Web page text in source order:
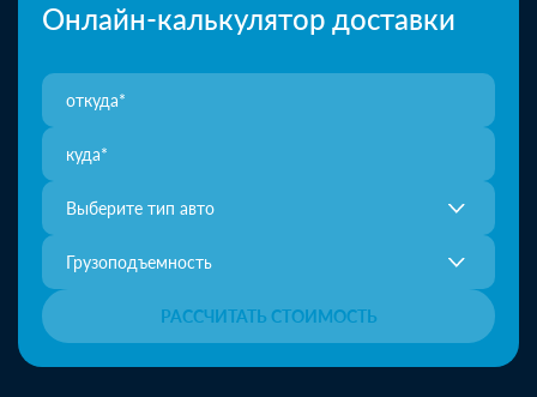
Онлайн-калькулятор доставки
Выберите тип авто
Грузоподъемность
РАССЧИТАТЬ СТОИМОСТЬ